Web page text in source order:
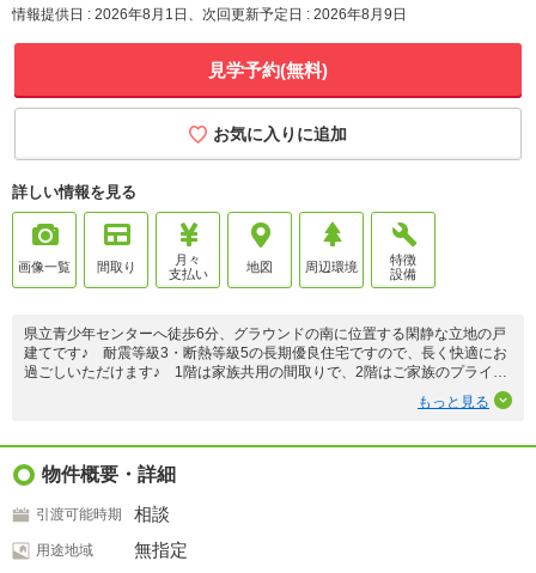
情報提供日 : 2026年8月1日、次回更新予定日 : 2026年8月9日
見学予約(無料)
お気に入りに追加
詳しい情報を見る
画像一覧 間取り
月々
支払い
地図 周辺環境
特徴
設備
県立青少年センターへ徒歩6分、グラウンドの南に位置する閑静な立地の戸
建てです♪ 耐震等級3・断熱等級5の長期優良住宅ですので、長く快適にお
過ごしいただけます♪ 1階は家族共用の間取りで、2階はご家族のプライベ
ート空間に特化♪ 全居室にクローゼットを配備し、さらに2階にはご家族
共用でお使いいただける広めのウォークインクローゼット（WIC）がありま
車可能です♪
もっと見る
物件概要・詳細
引渡可能時期 相談
用途地域 無指定